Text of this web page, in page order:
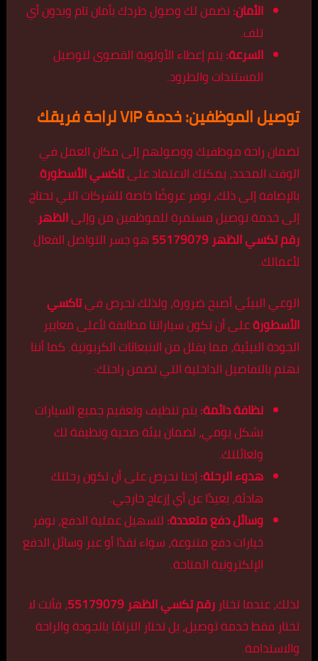
الأمان:نضمن لك وصول طردك بأمان تام وبدون أي
تلف.
السرعة:يتم إعطاء الأولوية القصوى لتوصيل
المستندات والطرود.
توصيل الموظفين: خدمة VIP لراحة فريقك
لضمان راحة موظفيك ووصولهم إلى مكان العمل في
الوقت المحدد، يمكنك الاعتماد علىتاكسي الأسطورة.
بالإضافة إلى ذلك، نوفر عروضًا خاصة للشركات التي تحتاج
إلى خدمة توصيل مستمرة للموظفين من وإلىالظهر.
رقم تكسي الظهر 55179079
هو جسر التواصل الفعال
لأعمالك.
الوعي البيئي أصبح ضرورة، ولذلك نحرص فيتاكسي
الأسطورةعلى أن تكون سياراتنا مطابقة لأعلى معايير
الجودة البيئية، مما يقلل من الانبعاثات الكربونية. كما أننا
نهتم بالتفاصيل الداخلية التي تضمن راحتك:
نظافة دائمة:يتم تنظيف وتعقيم جميع السيارات
بشكل يومي، لضمان بيئة صحية ونظيفة لك
ولعائلتك.
هدوء الرحلة:إحنا نحرص على أن تكون رحلتك
هادئة، بعيدًا عن أي إزعاج خارجي.
وسائل دفع متعددة:لتسهيل عملية الدفع، نوفر
خيارات دفع متنوعة، سواء نقدًا أو عبر وسائل الدفع
الإلكترونية المتاحة.
لذلك، عندما تختاررقم تكسي الظهر 55179079
، فأنت لا
تختار فقط خدمة توصيل، بل تختار التزامًا بالجودة والراحة
والاستدامة.